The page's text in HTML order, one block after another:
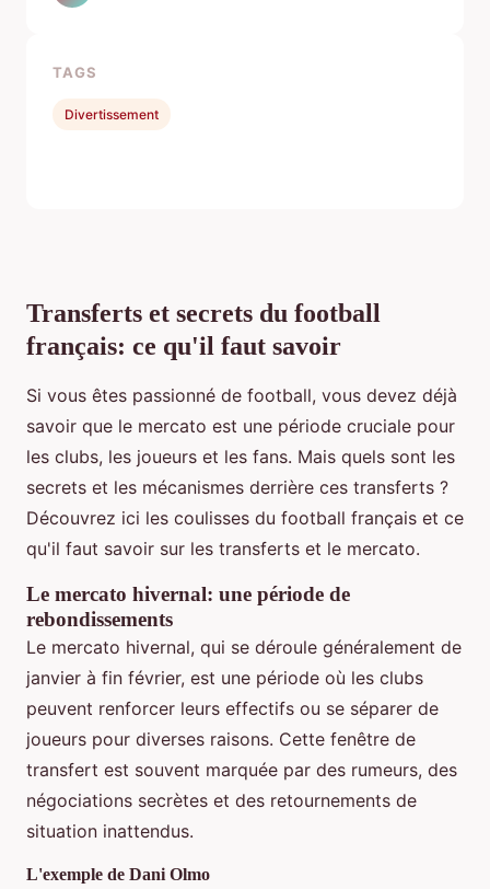
Transferts et secrets du football
français: ce qu'il faut savoir
Si vous êtes passionné de football, vous devez déjà
savoir que le mercato est une période cruciale pour
les clubs, les joueurs et les fans. Mais quels sont les
secrets et les mécanismes derrière ces transferts ?
Découvrez ici les coulisses du football français et ce
qu'il faut savoir sur les transferts et le mercato.
Le mercato hivernal: une période de
rebondissements
Le mercato hivernal, qui se déroule généralement de
janvier à fin février, est une période où les clubs
peuvent renforcer leurs effectifs ou se séparer de
joueurs pour diverses raisons. Cette fenêtre de
transfert est souvent marquée par des rumeurs, des
négociations secrètes et des retournements de
situation inattendus.
L'exemple de Dani Olmo
TAGS
Divertissement